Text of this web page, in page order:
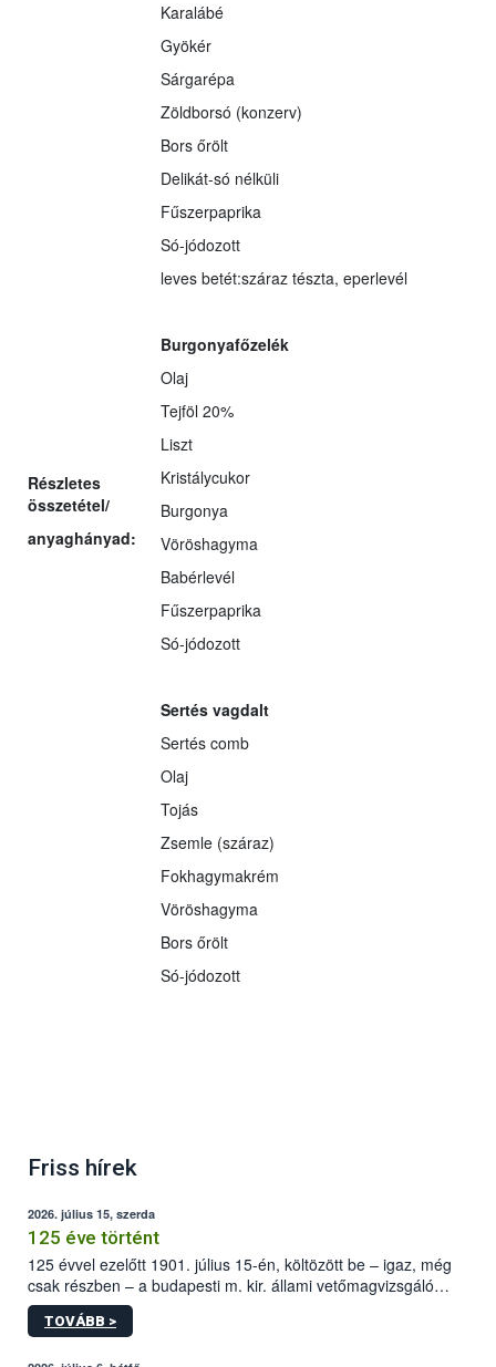
Részletes
összetétel/
anyaghányad:
Karalábé
Gyökér
Sárgarépa
Zöldborsó (konzerv)
Bors őrölt
Delikát-só nélküli
Fűszerpaprika
Só-jódozott
leves betét:száraz tészta, eperlevél
Burgonyafőzelék
Olaj
Tejföl 20%
Liszt
Kristálycukor
Burgonya
Vöröshagyma
Babérlevél
Fűszerpaprika
Só-jódozott
Sertés vagdalt
Sertés comb
Olaj
Tojás
Zsemle (száraz)
Fokhagymakrém
Vöröshagyma
Bors őrölt
Só-jódozott
Friss hírek
2026. július 15, szerda
125 éve történt
125 évvel ezelőtt 1901. július 15-én, költözött be – igaz, még
csak részben – a budapesti m. kir. állami vetőmagvizsgáló
állomás a Kis Rókus utca 15. szám alatti, Czigler Győző által
tervezett új épületébe.
TOVÁBB >